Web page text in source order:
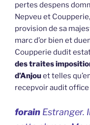
pertes despens
Nepveu et
provision de sa
marc d’or bien et
Coupperie dudit
des traites
d’Anjouet telles
recepvoir audit office
forain Estranger.